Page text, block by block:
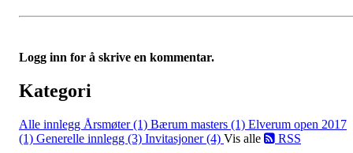
Logg inn for å skrive en kommentar.
Kategori
Alle innlegg Årsmøter (1) Bærum masters (1) Elverum open 2017
(1) Generelle innlegg (3) Invitasjoner (4) Vis alle RSS